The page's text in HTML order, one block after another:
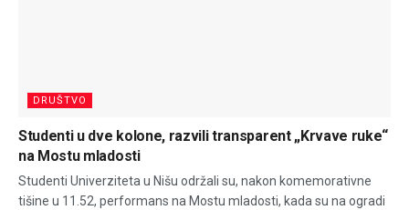
DRUŠTVO
Studenti u dve kolone, razvili transparent „Krvave ruke“
na Mostu mladosti
Studenti Univerziteta u Nišu održali su, nakon komemorativne
tišine u 11.52, performans na Mostu mladosti, kada su na ogradi